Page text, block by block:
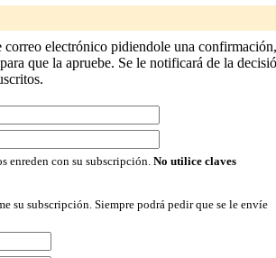
electrónico pidiendole una
que la apruebe. Se le notificará de la
enreden con su subscripción. No utilice claves
su subscripción. Siempre podrá pedir que se le envíe